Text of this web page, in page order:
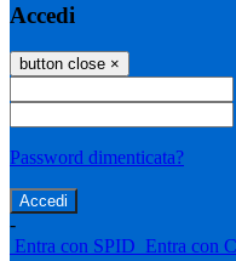
Accedi
button close ×
Password dimenticata?
-
Entra con SPID Entra con